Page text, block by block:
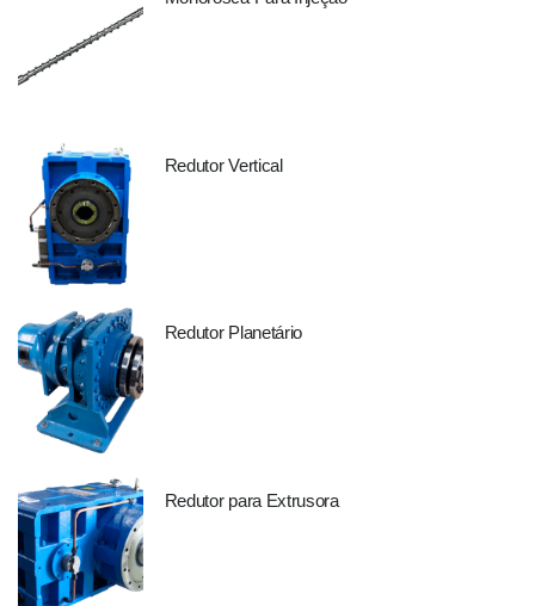
Redutor Vertical
Redutor Planetário
Redutor para Extrusora